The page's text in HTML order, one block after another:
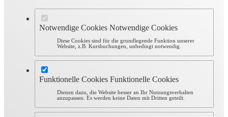
Notwendige Cookies Notwendige Cookies
Diese Cookies sind für die grundlegende Funktion unserer
Website, z.B. Kursbuchungen, unbedingt notwendig.
Funktionelle Cookies Funktionelle Cookies
Dienen dazu, die Website besser an Ihr Nutzungsverhalten
anzupassen. Es werden keine Daten mit Dritten geteilt.